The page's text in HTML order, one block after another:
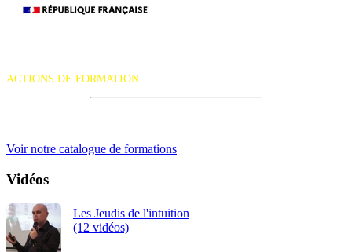
ACTIONS DE FORMATION
Voir notre catalogue de formations
Vidéos
Les Jeudis de l'intuition
(12 vidéos)